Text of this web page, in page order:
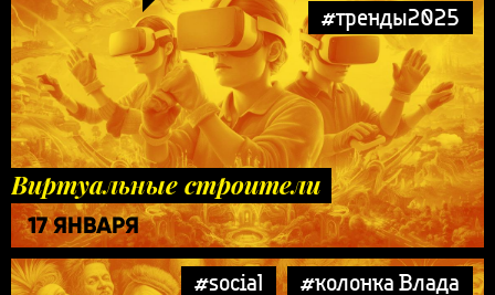
#тренды2025
Виртуальные строители
17 ЯНВАРЯ
#social #колонка Влада